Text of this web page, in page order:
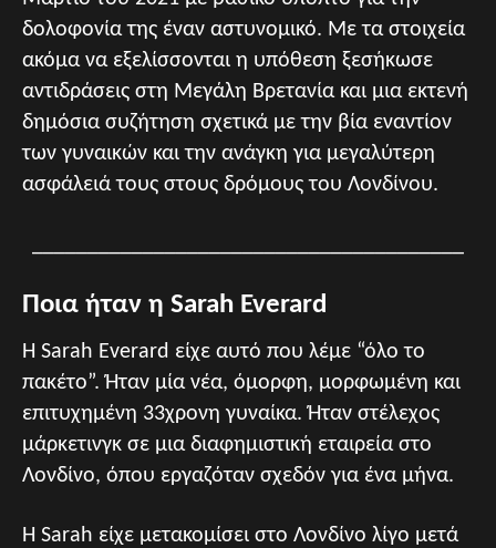
δολοφονία της έναν αστυνομικό. Με τα στοιχεία
ακόμα να εξελίσσονται η υπόθεση ξεσήκωσε
αντιδράσεις στη Μεγάλη Βρετανία και μια εκτενή
δημόσια συζήτηση σχετικά με την βία εναντίον
των γυναικών και την ανάγκη για μεγαλύτερη
ασφάλειά τους στους δρόμους του Λονδίνου.
Ποια ήταν η Sarah Everard
Η Sarah Everard είχε αυτό που λέμε “όλο το
πακέτο”. Ήταν μία νέα, όμορφη, μορφωμένη και
επιτυχημένη 33χρονη γυναίκα. Ήταν στέλεχος
μάρκετινγκ σε μια διαφημιστική εταιρεία στο
Λονδίνο, όπου εργαζόταν σχεδόν για ένα μήνα.
Η Sarah είχε μετακομίσει στο Λονδίνο λίγο μετά